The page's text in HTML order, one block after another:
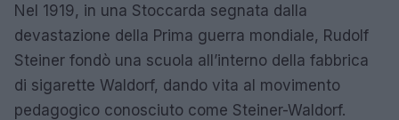
Nel 1919, in una Stoccarda segnata dalla
devastazione della Prima guerra mondiale, Rudolf
Steiner fondò una scuola all’interno della fabbrica
di sigarette Waldorf, dando vita al movimento
pedagogico conosciuto come Steiner-Waldorf.